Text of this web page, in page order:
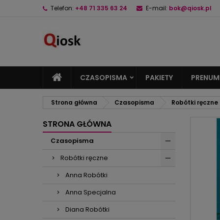
Telefon: +48 71 335 63 24 E-mail: bok@qiosk.pl
CZASOPISMA PAKIETY
Strona główna Czasopisma Robótki ręczne
STRONA GŁÓWNA
Czasopisma
Robótki ręczne
Anna Robótki
Anna Specjalna
Diana Robótki